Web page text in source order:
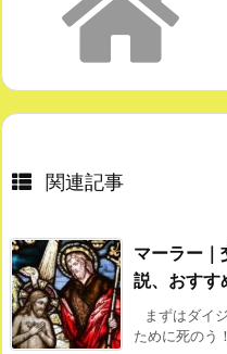
関連記事
マーラー
説、おすす
まずはダイ
ために死のう